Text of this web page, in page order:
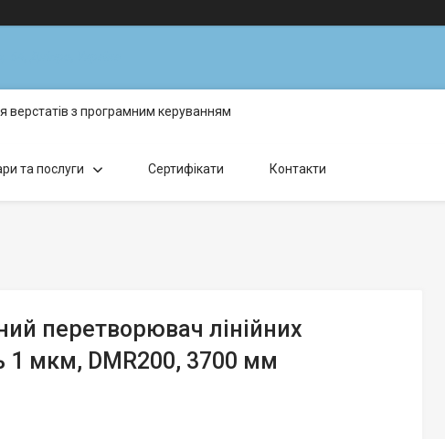
верстатів з програмним керуванням
та послуги Сертифікати Контакти
перетворювач лінійних
1 мкм, DMR200, 3700 мм